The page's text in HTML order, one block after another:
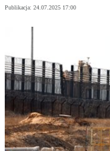
Publikacja: 24.07.2025 17:00